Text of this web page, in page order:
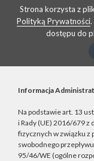
Strona korzysta z
Polityką Prywatności.
dostępu do
Informacja
Na podstawie art. 13
i Rady (UE) 2016/679
fizycznych w związku z
swobodnego
95/46/WE (ogólne